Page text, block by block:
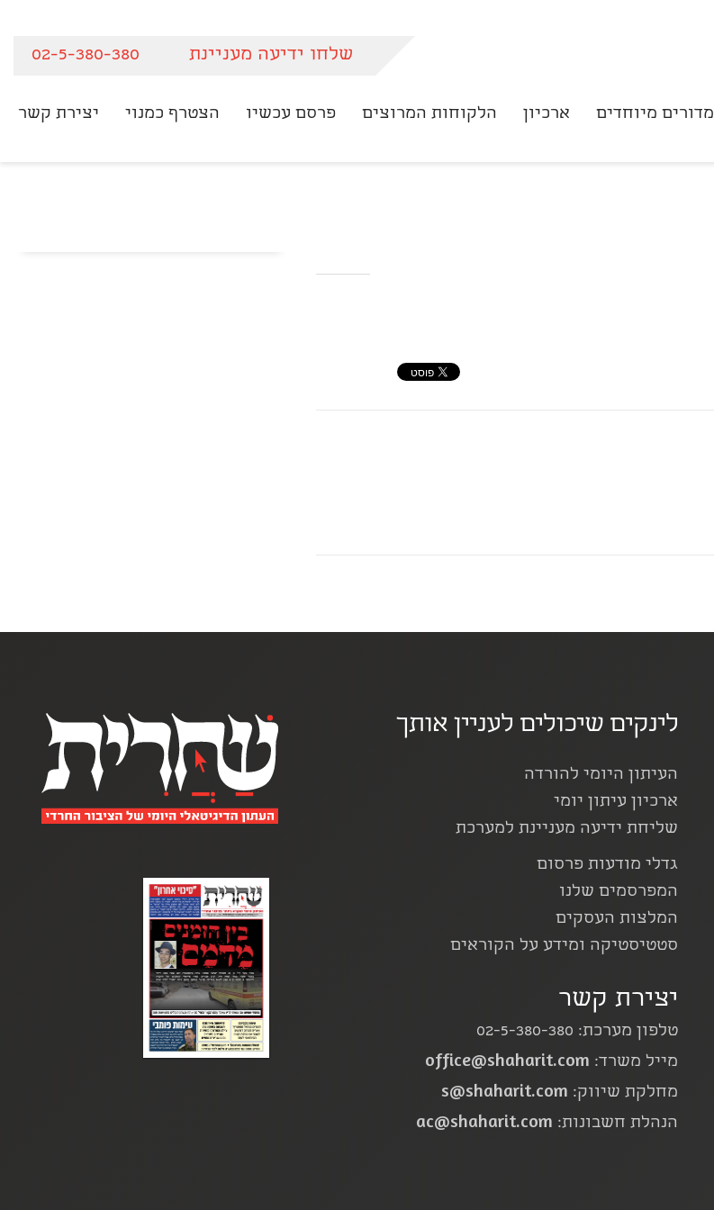
שלחו ידיעה מעניינת 02-5-380-380
מדורים מיוחדים ארכיון הלקוחות המרוצים פרסם עכשיו הצטרף כמנוי יצירת קשר
לינקים שיכולים לעניין אותך
העיתון היומי להורדה
ארכיון עיתון יומי
שליחת ידיעה מעניינת למערכת
גדלי מודעות פרסום
המפרסמים שלנו
המלצות העסקים
סטטיסטיקה ומידע על הקוראים
יצירת קשר
טלפון מערכת: 02-5-380-380
מייל משרד: office@shaharit.com
מחלקת שיווק: s@shaharit.com
הנהלת חשבונות: ac@shaharit.com